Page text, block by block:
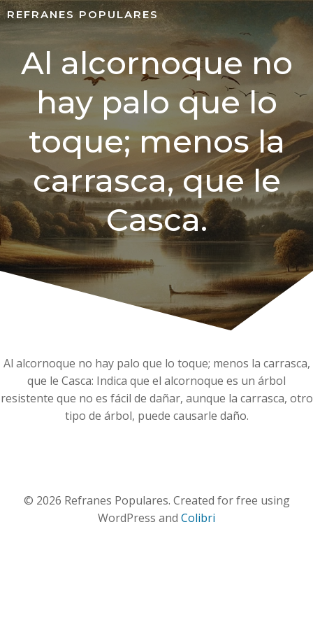
REFRANES POPULARES
Al alcornoque no
hay palo que lo
toque; menos la
carrasca, que le
Casca.
Al alcornoque no hay palo que lo toque; menos la carrasca,
que le Casca: Indica que el alcornoque es un árbol
resistente que no es fácil de dañar, aunque la carrasca, otro
tipo de árbol, puede causarle daño.
© 2026 Refranes Populares. Created for free using
WordPress and Colibri